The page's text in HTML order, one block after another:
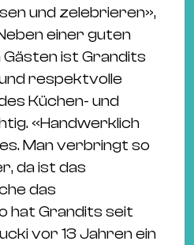
und zelebrieren»,
einer guten
ist Grandits
respektvolle
Küchen- und
«Handwerklich
Man verbringt so
da ist das
das
hat Grandits seit
vor 13 Jahren ein